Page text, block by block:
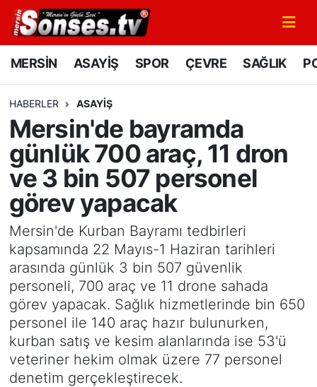
MERSİN ASAYİŞ SPOR ÇEVRE SAĞLIK
HABERLER ASAYİŞ
Mersin'de bayramda
günlük 700 araç, 11 dron
ve 3 bin 507 personel
görev yapacak
Mersin'de Kurban Bayramı tedbirleri
kapsamında 22 Mayıs-1 Haziran tarihleri
arasında günlük 3 bin 507 güvenlik
personeli, 700 araç ve 11 drone sahada
görev yapacak. Sağlık hizmetlerinde bin 650
personel ile 140 araç hazır bulunurken,
kurban satış ve kesim alanlarında ise 53'ü
veteriner hekim olmak üzere 77 personel
denetim gerçekleştirecek.
MERSİN
SPOR
GÜNÜN MANŞETİ
DÜNYA
KÜLTÜR - SANAT
MAGAZİN
SAĞLIK
Siyaset
YEREL HABER
Mersin Nöbetçi Eczaneler
Mersin Namaz Vakitleri
Mersin Trafik Yoğunluk Haritası
Süper Lig Puan Durumu ve Fikstür
Tüm Manşetler
Son Dakika Haberleri
Haber Arşivi